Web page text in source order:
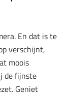
En dat is te
verschijnt,
moois
de fijnste
Geniet